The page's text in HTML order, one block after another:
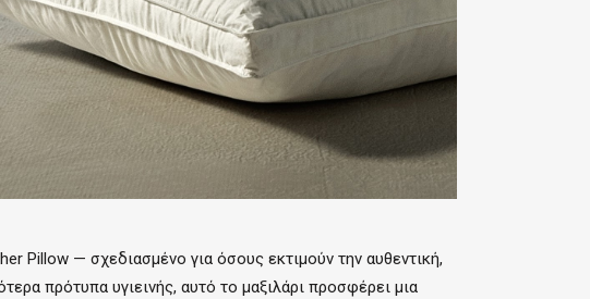
Pillow — σχεδιασμένο για όσους εκτιμούν την αυθεντική,
πρότυπα υγιεινής, αυτό το μαξιλάρι προσφέρει μια